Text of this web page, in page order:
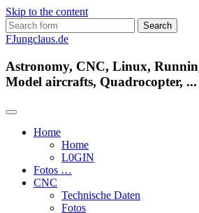
Skip to the content
Search
for:
FJungclaus.de
Astronomy, CNC, Linux,
Model aircrafts, Quadrocopter, ...
Home
Home
L​0​​GIN
Fotos …
CNC
Technische Daten
Fotos